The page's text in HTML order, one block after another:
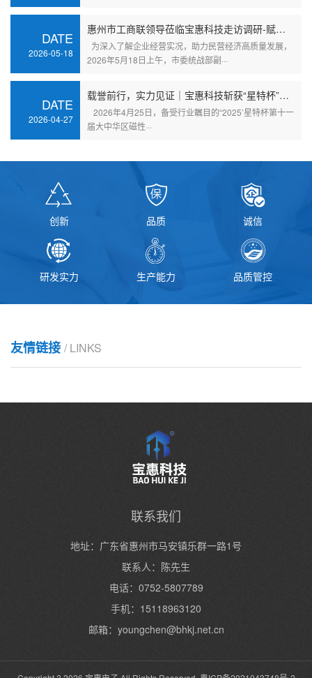
DATE
2026-05-18
惠州市工商联领导莅临宝惠科技走访调研-赋能企业高质量发展
为深入了解企业经营实况，助力民营经济高质量发展，
2026年5月18日上午，市委统战部副···
DATE
2026-04-27
载誉前行，实力见证｜宝惠科技斩获“星特杯”三项行业重磅大奖
2026年4月25日，备受行业瞩目的“2025’星特杯第十一
届大中华区磁性···
创新 品质 诚信
研发实力 生产能力 品质管控
友情链接 / LINKS
联系我们
地址：广东省惠州市马安镇乐群一路1号
联系人：陈先生
电话：0752-5807789
手机：15118963120
邮箱：youngchen@bhkj.net.cn